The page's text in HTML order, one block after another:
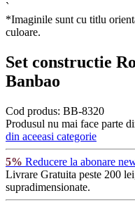
`
*Imaginile sunt cu titlu
culoare.
Set constructie
Banbao
Cod produs: BB-8320
Produsul nu mai face parte
din aceeasi categorie
5% Reducere la abonare
Livrare Gratuita peste 200
supradimensionate.